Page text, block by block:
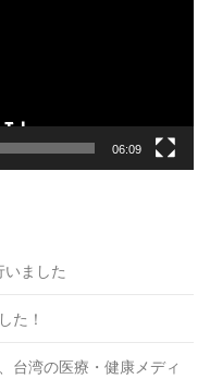
06:09
ました
た！
台湾の医療・健康メディ